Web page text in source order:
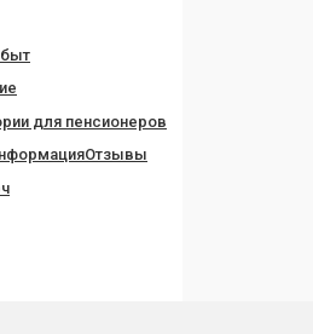
для пенсионеров
Отзывы